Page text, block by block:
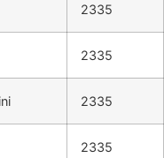
2335
2335
2335
2335